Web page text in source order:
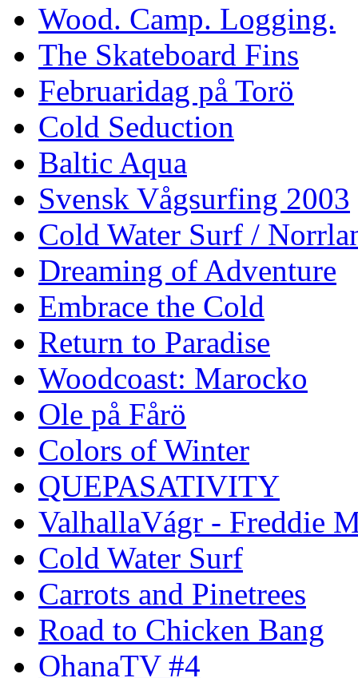
Wood. Camp. Logging.
The Skateboard Fins
Februaridag på Torö
Cold Seduction
Baltic Aqua
Svensk Vågsurfing 2003
Cold Water Surf /
Dreaming of Adventure
Embrace the Cold
Return to Paradise
Woodcoast: Marocko
Ole på Fårö
Colors of Winter
QUEPASATIVITY
ValhallaVágr - Freddie
Cold Water Surf
Carrots and Pinetrees
Road to Chicken Bang
OhanaTV #4